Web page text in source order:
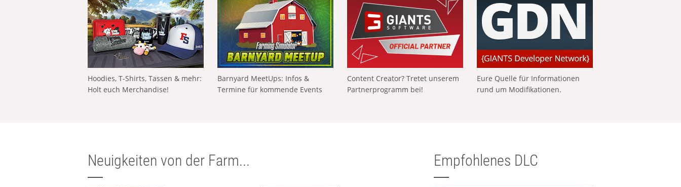
Hoodies, T-Shirts, Tassen & mehr:
Holt euch Merchandise!
Barnyard MeetUps: Infos &
Termine für kommende Events
Content Creator? Tretet unserem
Partnerprogramm bei!
Eure Quelle für Informationen
rund um Modifikationen.
Neuigkeiten von der Farm... Empfohlenes DLC